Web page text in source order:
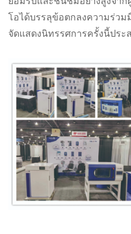
โอได้บรรลุข้อตกลงความร่ว
จัดแสดงนิทรรศการครั้งนี้ปร